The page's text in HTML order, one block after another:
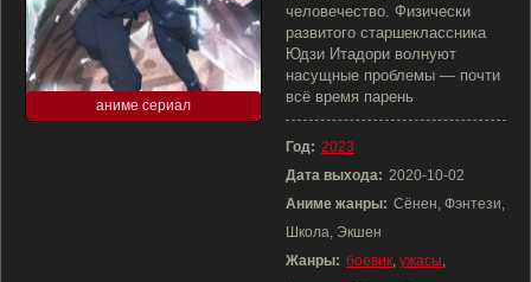
аниме сериал
человечество. Физически
развитого старшеклассника
Юдзи Итадори волнуют
насущные проблемы — почти
всё время парень
Год: 2023
Дата выхода: 2020-10-02
Аниме жанры: Сёнен, Фэнтези,
Школа, Экшен
Жанры: боевик, ужасы,